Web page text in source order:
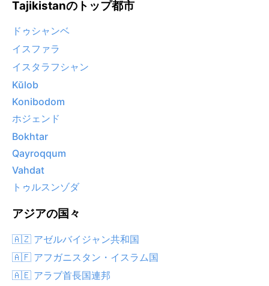
Tajikistanのトップ都市
ドゥシャンベ
イスファラ
イスタラフシャン
Kŭlob
Konibodom
ホジェンド
Bokhtar
Qayroqqum
Vahdat
トゥルスンゾダ
アジアの国々
🇦🇿 アゼルバイジャン共和国
🇦🇫 アフガニスタン・イスラム国
🇦🇪 アラブ首長国連邦